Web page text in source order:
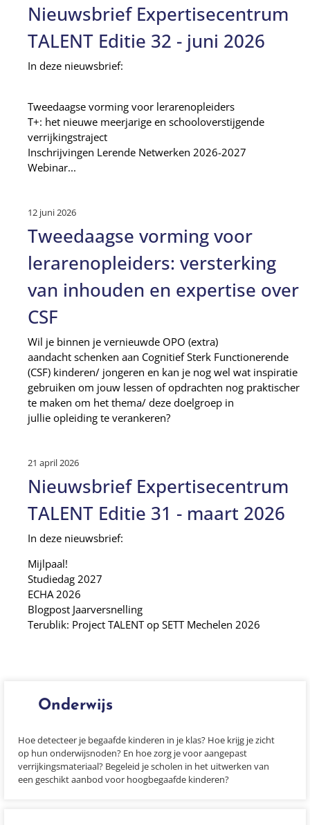
Nieuwsbrief Expertisecentrum
TALENT Editie 32 - juni 2026
In deze nieuwsbrief:
Tweedaagse vorming voor lerarenopleiders
T+: het nieuwe meerjarige en schooloverstijgende
verrijkingstraject
Inschrijvingen Lerende Netwerken 2026-2027
Webinar...
12 juni 2026
Tweedaagse vorming voor
lerarenopleiders: versterking
van inhouden en expertise over
CSF
Wil je binnen je vernieuwde OPO (extra)
aandacht schenken aan Cognitief Sterk Functionerende
(CSF) kinderen/ jongeren en kan je nog wel wat inspiratie
gebruiken om jouw lessen of opdrachten nog praktischer
te maken om het thema/ deze doelgroep in
jullie opleiding te verankeren?
21 april 2026
Nieuwsbrief Expertisecentrum
TALENT Editie 31 - maart 2026
In deze nieuwsbrief:
Mijlpaal!
Studiedag 2027
ECHA 2026
Blogpost Jaarversnelling
Terublik: Project TALENT op SETT Mechelen 2026
Onderwijs
Hoe detecteer je begaafde kinderen in je klas? Hoe krijg je zicht
op hun onderwijsnoden? En hoe zorg je voor aangepast
verrijkingsmateriaal? Begeleid je scholen in het uitwerken van
een geschikt aanbod voor hoogbegaafde kinderen?